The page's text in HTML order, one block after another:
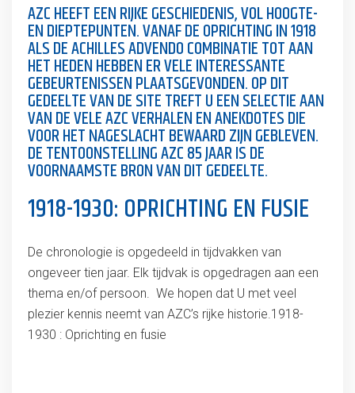
AZC HEEFT EEN RIJKE GESCHIEDENIS, VOL HOOGTE-
EN DIEPTEPUNTEN. VANAF DE OPRICHTING IN 1918
ALS DE ACHILLES ADVENDO COMBINATIE TOT AAN
HET HEDEN HEBBEN ER VELE INTERESSANTE
GEBEURTENISSEN PLAATSGEVONDEN. OP DIT
GEDEELTE VAN DE SITE TREFT U EEN SELECTIE AAN
VAN DE VELE AZC VERHALEN EN ANEKDOTES DIE
VOOR HET NAGESLACHT BEWAARD ZIJN GEBLEVEN.
DE TENTOONSTELLING AZC 85 JAAR IS DE
VOORNAAMSTE BRON VAN DIT GEDEELTE.
1918-1930: OPRICHTING EN FUSIE
De chronologie is opgedeeld in tijdvakken van
ongeveer tien jaar. Elk tijdvak is opgedragen aan een
thema en/of persoon. We hopen dat U met veel
plezier kennis neemt van AZC’s rijke historie.1918-
1930 : Oprichting en fusie